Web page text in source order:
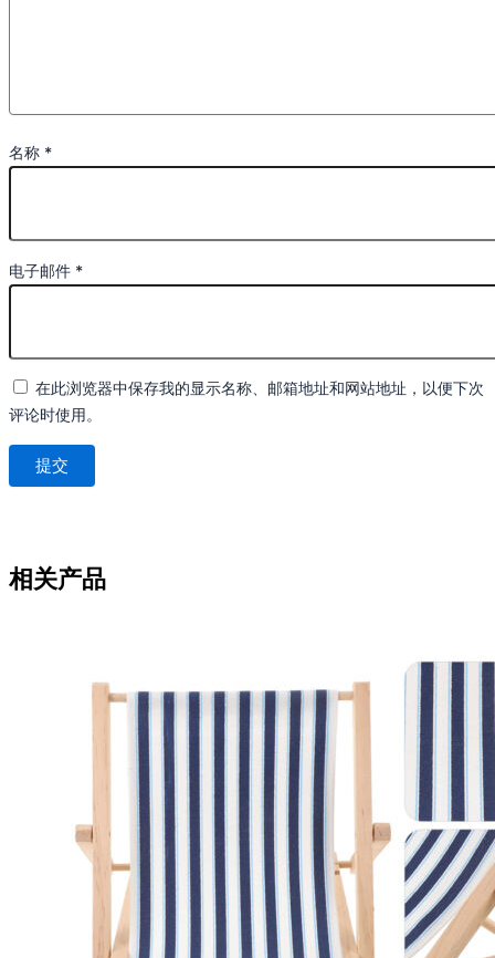
名称 *
电子邮件 *
在此浏览器中保存我的显示名称、邮箱地址和网站地址，以便下次
评论时使用。
相关产品